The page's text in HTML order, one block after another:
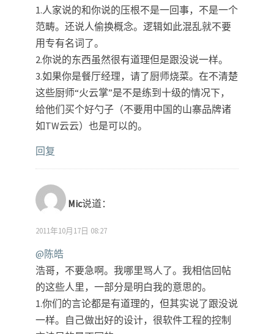
1.人家说的和你说的压根不是一回事，不是一个
范畴。还说人偷换概念。逻辑如此混乱就不要
用专有名词了。
2.你说的东西虽然很有道理但是跟没说一样。
3.如果你是餐厅经理，请了厨师烧菜。在不清楚
这些厨师“火云掌”是不是练到十级的情况下，
给他们买个好勺子（不要用中国的山寨品牌诸
如TW云云）也是可以的。
回复
Mic说道：
2011年10月17日 08:27
@陈皓
浩哥，不要急啊。我哪里骂人了。我相信回帖
的这些人里，一部分是明白我的意思的。
1.你们的言论都是有道理的，但其实说了跟没说
一样。自己做出好的设计，很软件工程的控制